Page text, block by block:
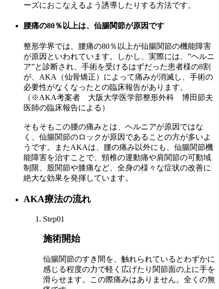
ーズにおこなえるよう誘導したりする方法です。
腰痛の80％以上は、仙腸関節が原因です
整形学界では、腰痛の80％以上が仙腸関節の機能障害
が原因といわれています。しかし、実際には、”ヘルニ
ア”と診断され、手術を受けるはずだった患者様の8割
が、AKA（仙骨矯正）によって痛みが消滅し、手術の
必要性がなくなったとの臨床報告があります。
（※AKA考案者 大阪大学医学部整形外科 博田節夫
医師の臨床報告による）
そもそもこの腰の痛みとは、ヘルニアが原因ではな
く、仙腸関節のロックが原因であることの方が多いよ
うです。またAKAは、腰の痛み以外にも、仙腸関節機
能障害を治すことで、頸椎の運動痛や肩関節の可動域
制限、股関節や膝痛など、全身の様々な症状の改善に
絶大な効果を発揮しています。
AKA療法の流れ
Step01
施術開始
仙腸関節のすき間を、触れられているとわずかに
感じる程度の力で軽く広げたり関節面の上に手を
滑らせます。この際痛みはありません。全くの無